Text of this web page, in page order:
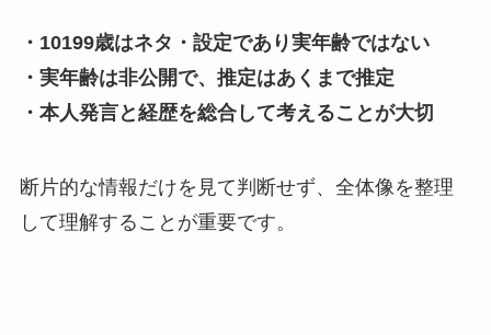
・10199歳はネタ・設定であり実年齢ではない
・実年齢は非公開で、推定はあくまで推定
・本人発言と経歴を総合して考えることが大切
断片的な情報だけを見て判断せず、全体像を整理
して理解することが重要です。